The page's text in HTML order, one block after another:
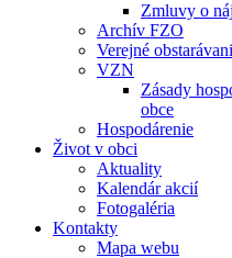
Zmluvy o
Archív FZO
Verejné
VZN
Zásady
obce
Hospodárenie
Život v obci
Aktuality
Kalendár akcií
Fotogaléria
Kontakty
Mapa webu